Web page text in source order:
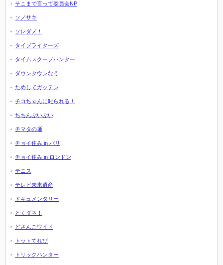
そこまで言って委員会NP
ソノサキ
ソレダメ！
タイプライターズ
タイムスクープハンター
ダウンタウンなう
ためしてガッテン
チコちゃんに叱られる！
ちちんぷいぷい
チマタの噺
チョイ住み in パリ
チョイ住み in ロンドン
テニス
テレビ未来遺産
ドキュメンタリー
とくダネ！
どさんこワイド
トットてれび
トリックハンター